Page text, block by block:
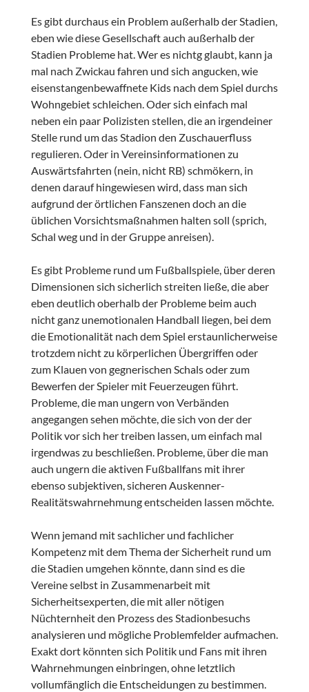
Es gibt durchaus ein Problem außerhalb der Stadien,
eben wie diese Gesellschaft auch außerhalb der
Stadien Probleme hat. Wer es nichtg glaubt, kann ja
mal nach Zwickau fahren und sich angucken, wie
eisenstangenbewaffnete Kids nach dem Spiel durchs
Wohngebiet schleichen. Oder sich einfach mal
neben ein paar Polizisten stellen, die an irgendeiner
Stelle rund um das Stadion den Zuschauerfluss
regulieren. Oder in Vereinsinformationen zu
Auswärtsfahrten (nein, nicht RB) schmökern, in
denen darauf hingewiesen wird, dass man sich
aufgrund der örtlichen Fanszenen doch an die
üblichen Vorsichtsmaßnahmen halten soll (sprich,
Schal weg und in der Gruppe anreisen).
Es gibt Probleme rund um Fußballspiele, über deren
Dimensionen sich sicherlich streiten ließe, die aber
eben deutlich oberhalb der Probleme beim auch
nicht ganz unemotionalen Handball liegen, bei dem
die Emotionalität nach dem Spiel erstaunlicherweise
trotzdem nicht zu körperlichen Übergriffen oder
zum Klauen von gegnerischen Schals oder zum
Bewerfen der Spieler mit Feuerzeugen führt.
Probleme, die man ungern von Verbänden
angegangen sehen möchte, die sich von der der
Politik vor sich her treiben lassen, um einfach mal
irgendwas zu beschließen. Probleme, über die man
auch ungern die aktiven Fußballfans mit ihrer
ebenso subjektiven, sicheren Auskenner-
Realitätswahrnehmung entscheiden lassen möchte.
Wenn jemand mit sachlicher und fachlicher
Kompetenz mit dem Thema der Sicherheit rund um
die Stadien umgehen könnte, dann sind es die
Vereine selbst in Zusammenarbeit mit
Sicherheitsexperten, die mit aller nötigen
Nüchternheit den Prozess des Stadionbesuchs
analysieren und mögliche Problemfelder aufmachen.
Exakt dort könnten sich Politik und Fans mit ihren
Wahrnehmungen einbringen, ohne letztlich
vollumfänglich die Entscheidungen zu bestimmen.